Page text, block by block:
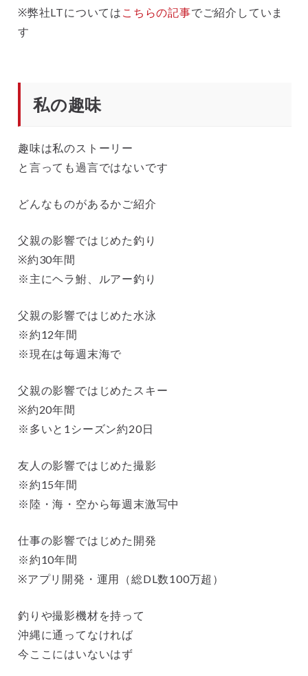
※弊社LTについては こちらの記事でご紹介していま
す
私の趣味
趣味は私のストーリー
と言っても過言ではないです
どんなものがあるかご紹介
父親の影響ではじめた釣り
※約30年間
※主にヘラ鮒、ルアー釣り
父親の影響ではじめた水泳
※約12年間
※現在は毎週末海で
父親の影響ではじめたスキー
※約20年間
※多いと1シーズン約20日
友人の影響ではじめた撮影
※約15年間
※陸・海・空から毎週末激写中
仕事の影響ではじめた開発
※約10年間
※アプリ開発・運用（総DL数100万超）
釣りや撮影機材を持って
沖縄に通ってなければ
今ここにはいないはず